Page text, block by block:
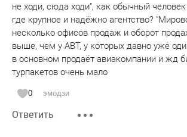
не ходи, сюда ходи", как обычный
где крупное и надёжно агентство?
несколько офисов продаж и оборот
выше, чем у АВТ, у которых давно уже
в основном продаёт авиакомпании и жд
турпакетов очень мало
0 эмодзи
Ответить